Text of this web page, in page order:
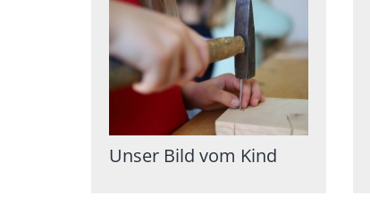
Unser Bild vom Kind